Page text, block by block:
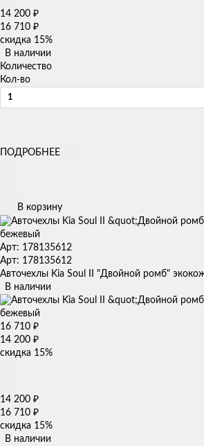
14 200 ₽
16 710 ₽
скидка 15%
В наличии
Количество
Кол-во
ПОДРОБНЕЕ
В корзину
Арт: 178135612
Арт: 178135612
Авточехлы Kia Soul II "Двойной ромб"
В наличии
16 710 ₽
14 200 ₽
скидка 15%
14 200 ₽
16 710 ₽
скидка 15%
В наличии